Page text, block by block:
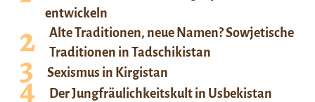
entwickeln
Alte Traditionen, neue Namen? Sowjetische
Traditionen in Tadschikistan
Sexismus in Kirgistan
Der Jungfräulichkeitskult in Usbekistan